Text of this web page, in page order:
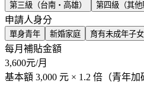
第三級（台南・高雄）
第四級（其他
申請人身分
單身青年 新婚家庭 育有未成年子女
每月補貼金額
3,600元/月
基本額 3,000 元 × 1.2 倍 （青年加